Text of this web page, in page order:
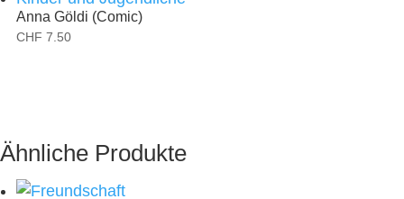
Anna Göldi (Comic)
CHF 7.50
Ähnliche Produkte